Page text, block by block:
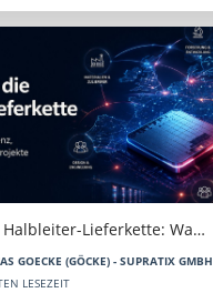
Lieferkette: Wa…
GOECKE (GÖCKE) - SUPRATIX GMBH
LESEZEIT